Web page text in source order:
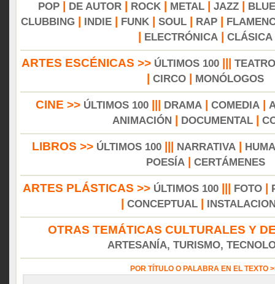
POP
DE AUTOR ROCK METAL JAZZ
CLUBBING
INDIE FUNK SOUL RAP
ELECTRÓNICA CLÁSICA
ARTES ESCÉNICAS >> ÚLTIMOS 100||| TEATRO
CIRCO MONÓLOGOS
CINE >> ÚLTIMOS 100 DRAMA COMEDIA
ANIMACIÓN
DOCUMENTAL|
LIBROS >> ÚLTIMOS 100 NARRATIVA
POESÍA| CERTÁMENES
ARTES PLÁSTICAS >> ÚLTIMOS 100 FOTO
CONCEPTUAL
OTRAS TEMÁTICAS CULTURALES Y
ARTESANÍA, TURISMO,
POR TÍTULO O PALABRA EN EL TEXTO